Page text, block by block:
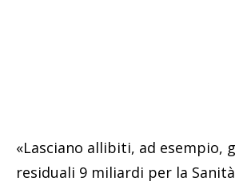
«Lasciano allibiti, ad esempio,
residuali 9 miliardi per la